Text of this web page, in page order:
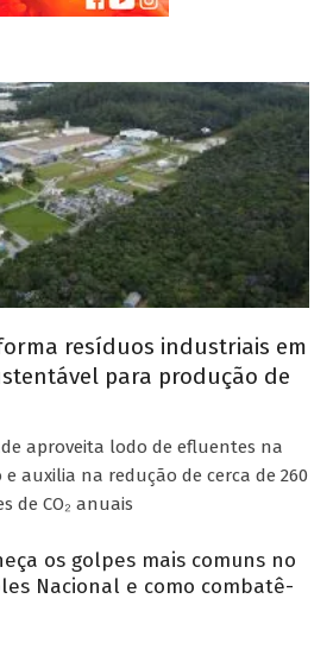
resíduos industriais em
para produção de
aproveita lodo de efluentes na
auxilia na redução de cerca de 260
de CO₂ anuais
os golpes mais comuns no
Nacional e como combatê-